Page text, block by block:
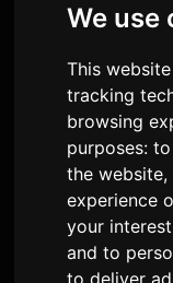
We use
This
tracking
browsing
purposes:
the website,
experience
your
and to
to deliver
Yuto
bilen
LOVE